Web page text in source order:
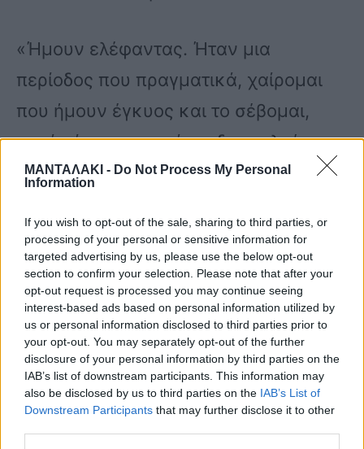
ΜΑΝΤΑΛΑΚΙ - Do Not Process My Personal
Information
If you wish to opt-out of the sale, sharing to third parties, or
processing of your personal or sensitive information for
targeted advertising by us, please use the below opt-out
section to confirm your selection. Please note that after your
opt-out request is processed you may continue seeing
interest-based ads based on personal information utilized by
us or personal information disclosed to third parties prior to
your opt-out. You may separately opt-out of the further
disclosure of your personal information by third parties on the
IAB’s list of downstream participants. This information may
also be disclosed by us to third parties on the IAB’s List of
Downstream Participants that may further disclose it to other
«Ήμουν ελέφαντας. Ήταν μια
περίοδος που πραγματικά, χαίρομαι
που ήμουν έγκυος και το σέβομαι,
γιατί κάποιες γυναίκες δυσκολεύονται
να μείνουν, αλλά πέρα από αυτό…
μπορούσα να περπατήσω, όλο ίδρωνα,
ήμουν σε περίεργη διάθεση. Ο Γιώργος
να κάνει γυμναστική το πρωί, να έχει
κέφι κι εγώ να είμαι έτσι και να μου
σπάει τα νεύρα. Ήταν πολύ δύσκολα.
Μετά πήγα νοσοκομείο, είχα ζαλάδες,
εμετούς. Μετά όταν έμεινα πάλι